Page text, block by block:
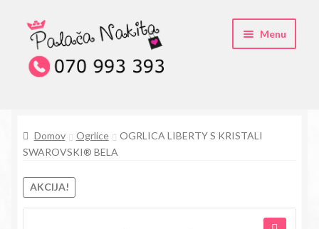
Skip
to
navigation
Skip
to
content
Menu
Pogosta vprašanja
Kontakt
Trgovina
Domov Ogrlice
OGRLICA LIBERTY S KRISTALI
SWAROVSKI® BELA
AKCIJA!